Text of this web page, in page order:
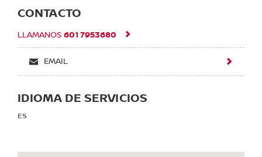
CONTACTO
LLAMANOS 601 7953680
EMAIL
IDIOMA DE SERVICIOS
ES